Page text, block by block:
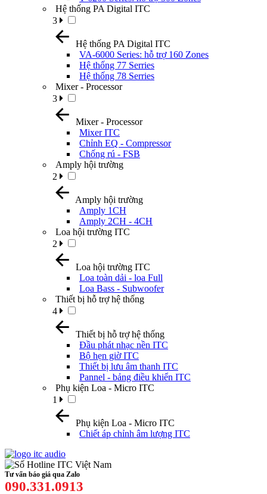
Hệ thống PA Digital ITC
3
Hệ thống PA Digital ITC
VA-6000 Series: hỗ trợ 160 Zones
Hệ thống 77 Serries
Hệ thống 78 Serries
Mixer - Processor
3
Mixer - Processor
Mixer ITC
Chỉnh EQ - Compressor
Chống rú - FSB
Amply hội trường
2
Amply hội trường
Amply 1CH
Amply 2CH - 4CH
Loa hội trường ITC
2
Loa hội trường ITC
Loa toàn dải - loa Full
Loa Bass - Subwoofer
Thiết bị hỗ trợ hệ thống
4
Thiết bị hỗ trợ hệ thống
Đầu phát nhạc nền ITC
Bộ hẹn giờ ITC
Thiết bị lưu âm thanh ITC
Pannel - bảng điều khiển ITC
Phụ kiện Loa - Micro ITC
1
Phụ kiện Loa - Micro ITC
Chiết áp chỉnh âm lượng ITC
Tư vấn báo giá qua Zalo
090.331.0913